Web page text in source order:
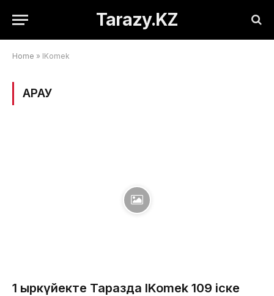
Tarazy.KZ
Home » IKomek
ҚАРАУ
1 қыркүйекте Таразда IKomek 109 іске